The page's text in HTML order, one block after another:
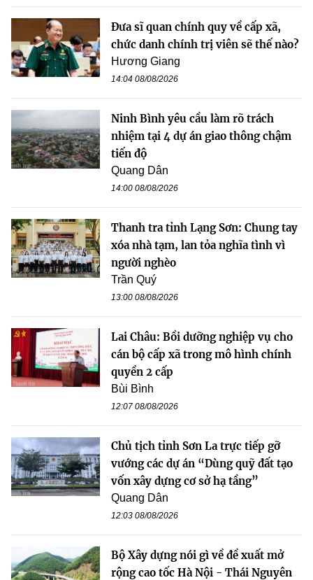
Đưa sĩ quan chính quy về cấp xã,
chức danh chính trị viên sẽ thế nào?
Hương Giang
14:04 08/08/2026
Ninh Bình yêu cầu làm rõ trách
nhiệm tại 4 dự án giao thông chậm
tiến độ
Quang Dân
14:00 08/08/2026
Thanh tra tỉnh Lạng Sơn: Chung tay
xóa nhà tạm, lan tỏa nghĩa tình vì
người nghèo
Trần Quý
13:00 08/08/2026
Lai Châu: Bồi dưỡng nghiệp vụ cho
cán bộ cấp xã trong mô hình chính
quyền 2 cấp
Bùi Bình
12:07 08/08/2026
Chủ tịch tỉnh Sơn La trực tiếp gỡ
vướng các dự án “Dùng quỹ đất tạo
vốn xây dựng cơ sở hạ tầng”
Quang Dân
12:03 08/08/2026
Bộ Xây dựng nói gì về đề xuất mở
rộng cao tốc Hà Nội - Thái Nguyên